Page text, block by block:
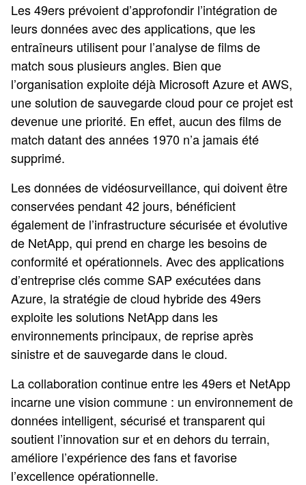
Les 49ers prévoient d’approfondir l’intégration de
leurs données avec des applications, que les
entraîneurs utilisent pour l’analyse de films de
match sous plusieurs angles. Bien que
l’organisation exploite déjà Microsoft Azure et AWS,
une solution de sauvegarde cloud pour ce projet est
devenue une priorité. En effet, aucun des films de
match datant des années 1970 n’a jamais été
supprimé.
Les données de vidéosurveillance, qui doivent être
conservées pendant 42 jours, bénéficient
également de l’infrastructure sécurisée et évolutive
de NetApp, qui prend en charge les besoins de
conformité et opérationnels. Avec des applications
d’entreprise clés comme SAP exécutées dans
Azure, la stratégie de cloud hybride des 49ers
exploite les solutions NetApp dans les
environnements principaux, de reprise après
sinistre et de sauvegarde dans le cloud.
La collaboration continue entre les 49ers et NetApp
incarne une vision commune : un environnement de
données intelligent, sécurisé et transparent qui
soutient l’innovation sur et en dehors du terrain,
améliore l’expérience des fans et favorise
l’excellence opérationnelle.